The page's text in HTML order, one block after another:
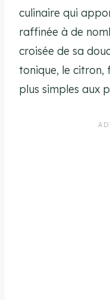
culinaire qui
raffinée à de
croisée de sa
tonique, le citron,
plus simples aux